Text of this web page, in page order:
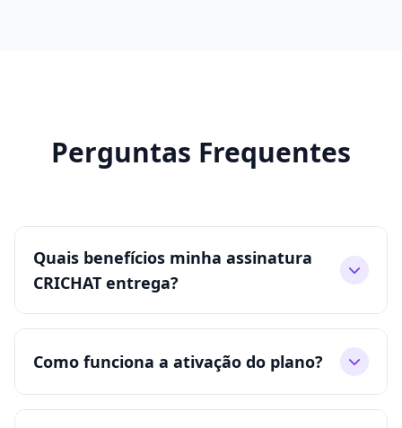
Perguntas Frequentes
Quais benefícios minha assinatura
CRICHAT entrega?
Como funciona a ativação do plano?